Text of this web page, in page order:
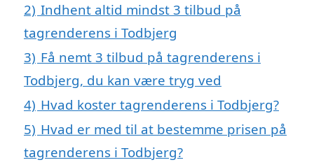
2) Indhent altid mindst 3 tilbud på
tagrenderens i Todbjerg
3) Få nemt 3 tilbud på tagrenderens i
Todbjerg, du kan være tryg ved
4) Hvad koster tagrenderens i Todbjerg?
5) Hvad er med til at bestemme prisen på
tagrenderens i Todbjerg?